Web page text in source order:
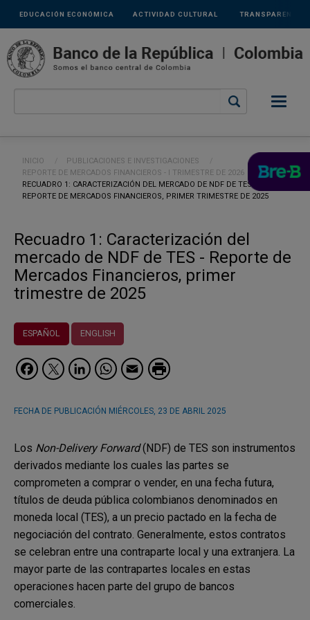
Pasar al contenido principal
Links
secundarios
ACTIVIDAD CULTURAL
EDUCACIÓN ECONÓMICA TRANSPARENCIA
Ruta de navegación
INICIO
PUBLICACIONES E INVESTIGACIONES
REPORTE DE MERCADOS FINANCIEROS - I TRIMESTRE DE 2026
CURRENT:
RECUADRO 1: CARACTERIZACIÓN DEL MERCADO DE NDF DE TES -
REPORTE DE MERCADOS FINANCIEROS, PRIMER TRIMESTRE DE 2025
Recuadro 1: Caracterización del
mercado de NDF de TES - Reporte de
Mercados Financieros, primer
trimestre de 2025
ESPAÑOL ENGLISH
Facebook
Twitter
LinkedIn
WhatsApp
Email
FECHA DE PUBLICACIÓN MIÉRCOLES, 23 DE ABRIL 2025
Los Non-Delivery Forward(NDF) de TES son instrumentos
derivados mediante los cuales las partes se
comprometen a comprar o vender, en una fecha futura,
títulos de deuda pública colombianos denominados en
moneda local (TES), a un precio pactado en la fecha de
negociación del contrato. Generalmente, estos contratos
se celebran entre una contraparte local y una extranjera. La
mayor parte de las contrapartes locales en estas
operaciones hacen parte del grupo de bancos
comerciales.